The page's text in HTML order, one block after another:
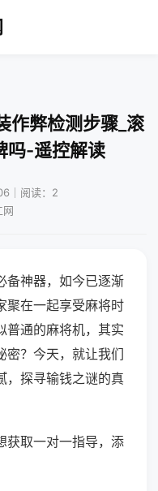
作弊检测步骤_滚
吗-遥控解读
｜阅读：2
网
备神器，如今已逐渐
聚在一起享受麻将时
普通的麻将机，其实
密？今天，就让我们
，探寻输钱之谜的真
获取一对一指导，添